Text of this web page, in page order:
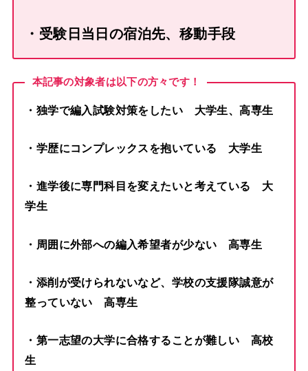
・受験日当日の宿泊先、移動手段
本記事の対象者は以下の方々です！
・独学で編入試験対策をしたい 大学生、高専生
・学歴にコンプレックスを抱いている 大学生
・進学後に専門科目を変えたいと考えている 大
学生
・周囲に外部への編入希望者が少ない 高専生
・添削が受けられないなど、学校の支援隊誠意が
整っていない 高専生
・第一志望の大学に合格することが難しい 高校
生